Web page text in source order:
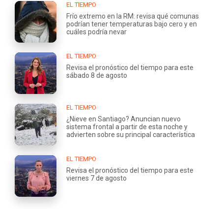
EL TIEMPO
Frío extremo en la RM: revisa qué comunas
podrían tener temperaturas bajo cero y en
cuáles podría nevar
EL TIEMPO
Revisa el pronóstico del tiempo para este
sábado 8 de agosto
EL TIEMPO
¿Nieve en Santiago? Anuncian nuevo
sistema frontal a partir de esta noche y
advierten sobre su principal característica
EL TIEMPO
Revisa el pronóstico del tiempo para este
viernes 7 de agosto